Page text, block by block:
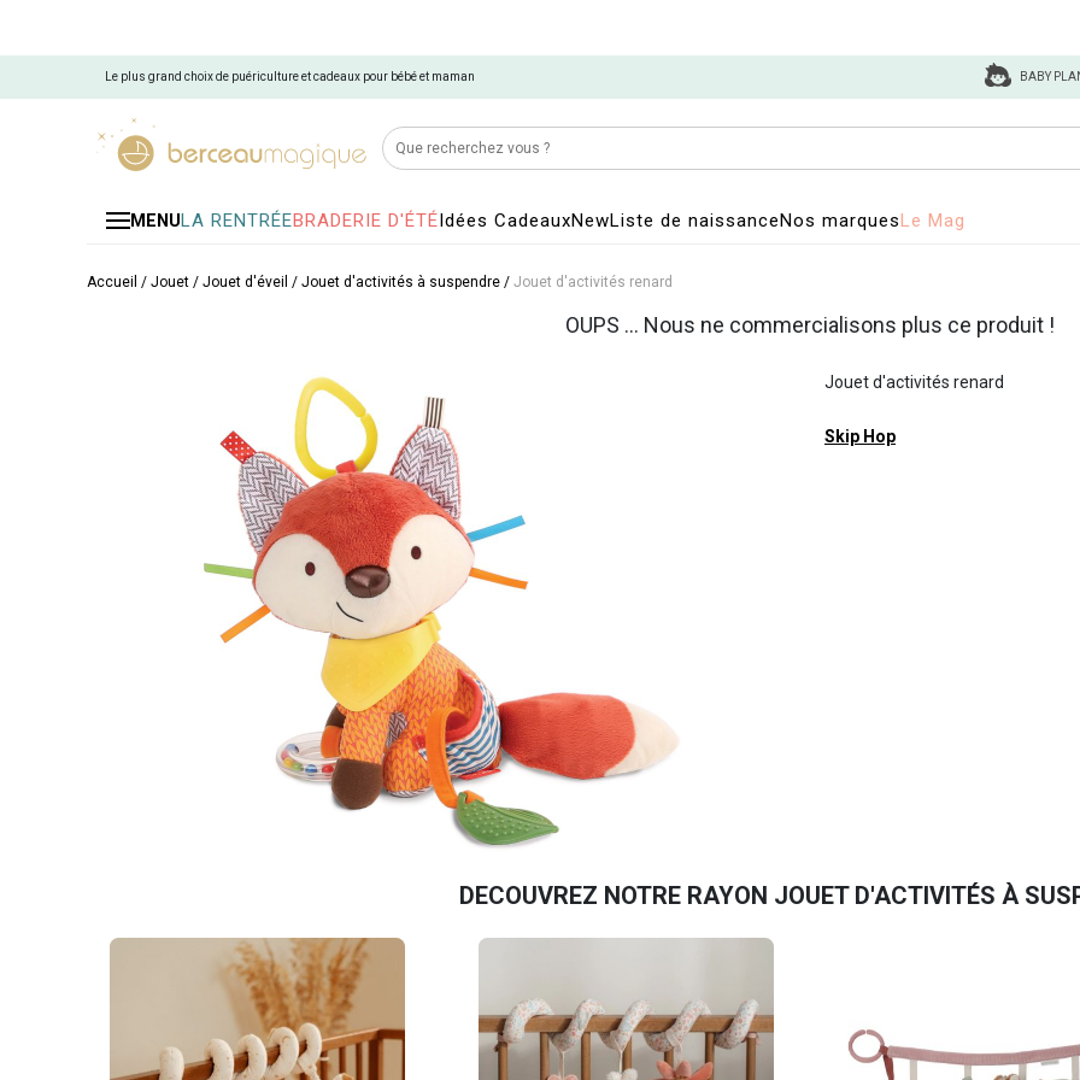
Le plus grand choix de puériculture et cadeaux pour bébé et maman BABY
MENULA RENTRÉEBRADERIE D'ÉTÉIdées CadeauxNewListe de naissanceNos marquesLe Mag
Accueil / Jouet / Jouet d'éveil / Jouet d'activités à suspendre / Jouet d'activités renard
OUPS ... Nous ne commercialisons plus ce produit !
Jouet d'activités renard
Skip Hop
DECOUVREZ NOTRE RAYON JOUET D'ACTIVITÉS À